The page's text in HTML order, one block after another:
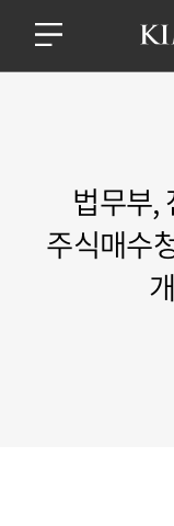
법무부,
주식매수